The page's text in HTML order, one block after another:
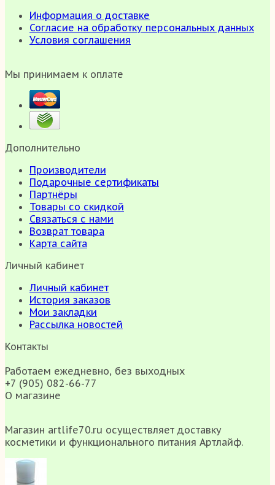
Информация о доставке
Согласие на обработку персональных данных
Условия соглашения
Мы принимаем к оплате
Дополнительно
Производители
Подарочные сертификаты
Партнёры
Товары со скидкой
Связаться с нами
Возврат товара
Карта сайта
Личный кабинет
Личный кабинет
История заказов
Мои закладки
Рассылка новостей
Контакты
Работаем ежедневно, без выходных
+7 (905) 082-66-77
О магазине
Магазин artlife70.ru осуществляет доставку
косметики и функционального питания Артлайф.